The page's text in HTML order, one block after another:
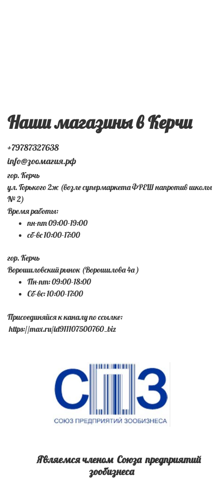
Наши магазины в Керчи
+79787327638
info@зоомагия.рф
гор. Керчь
ул. Горького 2ж (возле супермаркета ФРЕШ напротив школы
№ 2)
Время работы:
пн-пт 09:00-19:00
сб-вс 10:00-17:00
гор. Керчь
Ворошиловский рынок (Ворошилова 4а )
Пн-пт: 09:00-18:00
Сб-вс: 10:00-17:00
Присоединяйся к каналу по ссылке:
https://max.ru/id911107500760_biz
Являемся членом Союза предприятий
зообизнеса